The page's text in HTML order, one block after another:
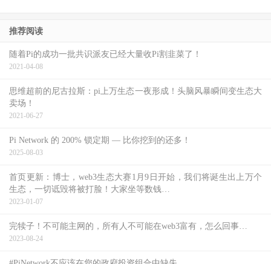
推荐阅读
随着Pi的成功一批共识派友已经大量收Pi割韭菜了！
2021-04-08
思维超前的尼古拉斯：pi上万生态一夜形成！头脑风暴瞬间变生态大
卖场！
2021-06-27
Pi Network 的 200% 锁定期 — 比你挖到的还多！
2025-08-03
首页更新：博士，web3生态大赛1月9日开始，我们将诞生出上万个
生态，一切诋毁将被打脸！大家坐等数钱…
2023-01-07
完犊子！不可能主网的，所有人不可能在web3富有，怎么回事…
2023-08-24